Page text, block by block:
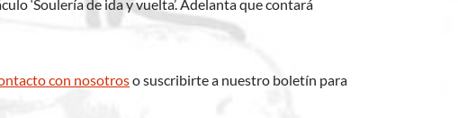
‘Soulería de ida y vuelta’. Adelanta que contará
con nosotroso suscribirte a nuestro boletín para